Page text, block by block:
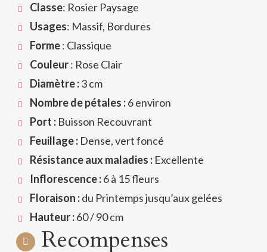
Classe: Rosier Paysage
Usages: Massif, Bordures
Forme: Classique
Couleur: Rose Clair
Diamètre :3 cm
Nombre de pétales :6 environ
Port : Buisson Recouvrant
Feuillage :Dense, vert foncé
Résistance aux maladies :Excellente
Inflorescence :6 à 15 fleurs
Floraison :du Printemps jusqu’aux gelées
Hauteur :60 / 90 cm
Recompenses